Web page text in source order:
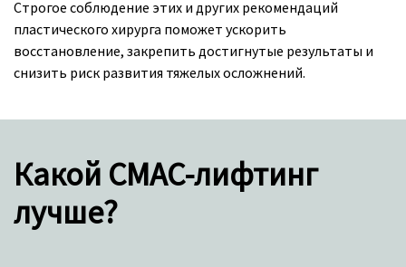
Строгое соблюдение этих и других рекомендаций
пластического хирурга поможет ускорить
восстановление, закрепить достигнутые результаты и
снизить риск развития тяжелых осложнений.
Какой СМАС-лифтинг
лучше?